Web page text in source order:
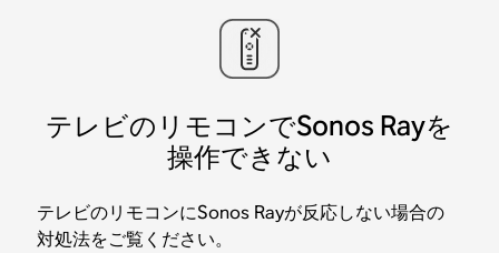
テレビのリモコンでSonos Rayを
操作できない
テレビのリモコンにSonos Rayが反応しない場合の
対処法をご覧ください。